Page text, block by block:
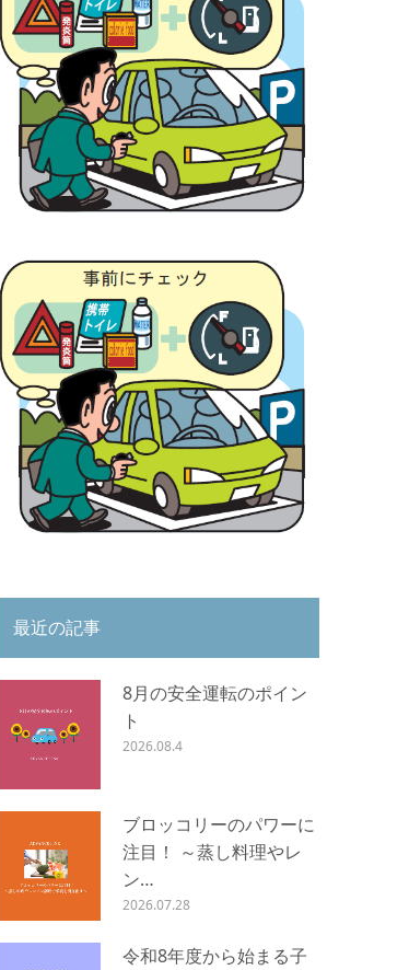
最近の記事
8月の安全運転のポイン
ト
2026.08.4
ブロッコリーのパワーに
注目！ ～蒸し料理やレ
ン…
2026.07.28
令和8年度から始まる子